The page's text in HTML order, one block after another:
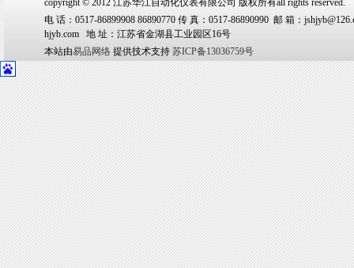
copyright © 2012 江苏华江自动化仪表有限公司 版权所有all rights reserved.
电 话：0517-86899908 86890770 传 真：0517-86890990 邮 箱：
hjyb.com 地 址：江苏省金湖县工业园区16号
本站由易品网络提供技术支持苏ICP备13036759号